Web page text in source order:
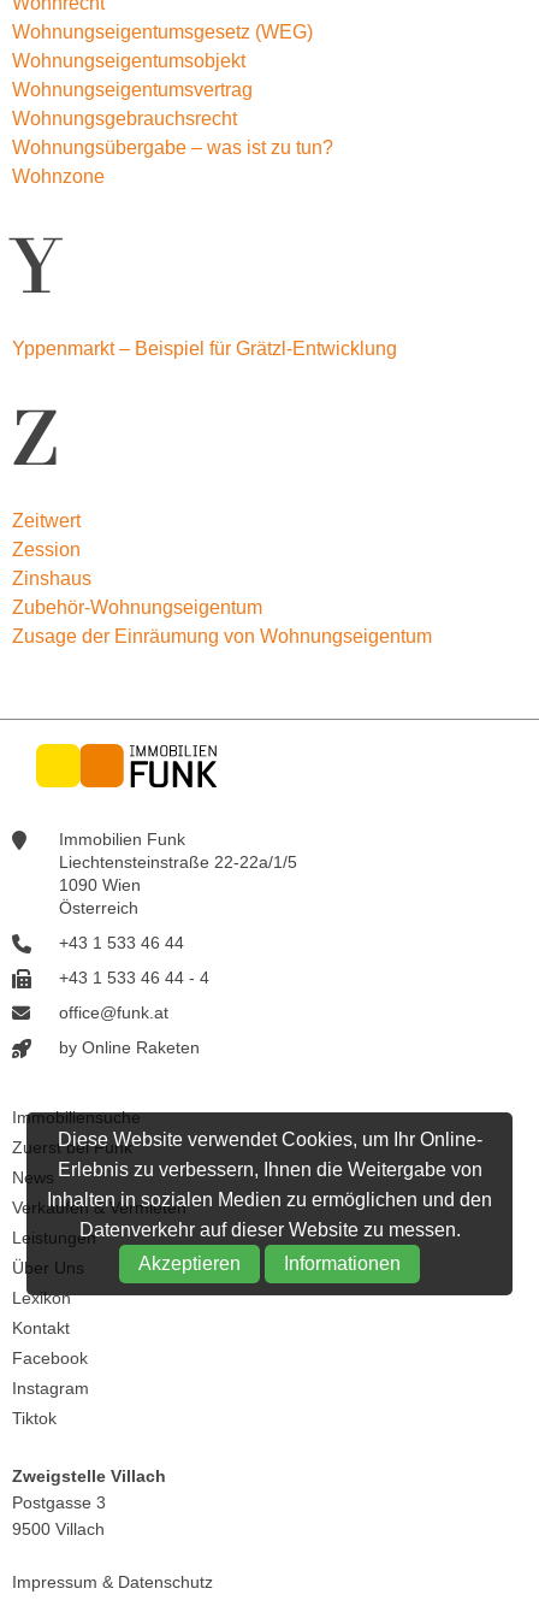
Diese Website verwendet Cookies, um Ihr Online-
Erlebnis zu verbessern, Ihnen die Weitergabe von
Inhalten in sozialen Medien zu ermöglichen und den
Datenverkehr auf dieser Website zu messen.
Akzeptieren
Informationen
Wohnungseigentumsgesetz (WEG)
Wohnungseigentumsobjekt
Wohnungseigentumsvertrag
Wohnungsgebrauchsrecht
Wohnungsübergabe – was ist zu tun?
Wohnzone
Y
Yppenmarkt – Beispiel für Grätzl-Entwicklung
Z
Zeitwert
Zession
Zinshaus
Zubehör-Wohnungseigentum
Zusage der Einräumung von Wohnungseigentum
Immobilien Funk
Liechtensteinstraße 22-22a/1/5
1090 Wien
Österreich
+43 1 533 46 44
+43 1 533 46 44 - 4
office@funk.at
by Online Raketen
Immobiliensuche
Zuerst bei Funk
News
Verkaufen & Vermieten
Leistungen
Über Uns
Lexikon
Kontakt
Facebook
Instagram
Tiktok
Zweigstelle Villach
Postgasse 3
9500 Villach
Impressum & Datenschutz